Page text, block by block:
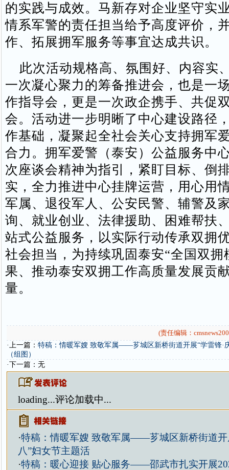
的实践与成效。马新存对企业坚守实
情系军警的责任担当给予高度评价，
作、拓展拥军服务等事宜达成共识。
此次活动规格高、氛围好、内容实
一次凝心聚力的筹备推进会，也是一
作指导会，更是一次政企携手、共促
会。活动进一步明晰了中心建设路径
作基础，凝聚起全社会关心支持拥军
合力。 拥军爱警（泰安）公益服务中
次座谈会精神为指引，紧盯目标、倒
实，全力推进中心挂牌运营，用心用
军属、退役军人、公安民警、辅警及
询、就业创业、法律援助、困难帮扶
站式公益服务，以实际行动传承双拥
社会担当，为持续巩固泰安“全国双拥
果、推动泰安双拥工作高质量发展贡
量。
(责任编辑：
·上一篇： 特稿：情暖军嫂 致敬军属——芗城区新桥街道开展“学雷锋·
（组图）
·下一篇：无
loading...评论加载中...
·特稿：情暖军嫂 致敬军属——芗城区新桥街道开
八”妇女节主题活
·特稿：暖心迎接 贴心服务——邵武市扎实开展